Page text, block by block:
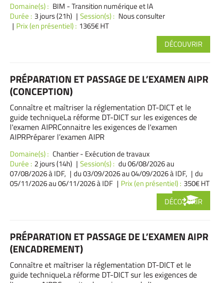
Domaine(s) : BIM - Transition numérique et IA
Durée : 3 jours (21h) Session(s) : Nous consulter
Prix (en présentiel) : 1365€ HT
DÉCOUVRIR
PRÉPARATION ET PASSAGE DE L’EXAMEN AIPR
(CONCEPTION)
Connaître et maîtriser la réglementation DT-DICT et le
guide techniqueLa réforme DT-DICT sur les exigences de
l'examen AIPRConnaitre les exigences de l'examen
AIPRPréparer l’examen AIPR
Domaine(s) : Chantier - Exécution de travaux
Durée : 2 jours (14h) Session(s) : du 06/08/2026au
07/08/2026 à IDF,
du 03/09/2026au 04/09/2026 à IDF,
du
05/11/2026au 06/11/2026 à IDF Prix (en présentiel) : 350€ HT
DÉCOUVRIR
PRÉPARATION ET PASSAGE DE L’EXAMEN AIPR
(ENCADREMENT)
Connaître et maîtriser la réglementation DT-DICT et le
guide techniqueLa réforme DT-DICT sur les exigences de